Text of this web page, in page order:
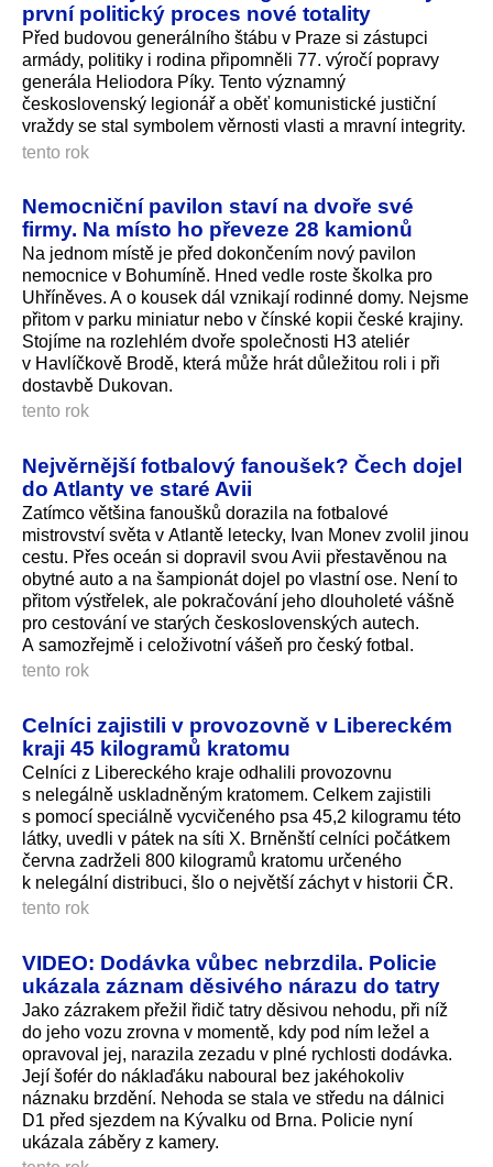
první politický proces nové totality
Před budovou generálního štábu v Praze si zástupci
armády, politiky i rodina připomněli 77. výročí popravy
generála Heliodora Píky. Tento významný
československý legionář a oběť komunistické justiční
vraždy se stal symbolem věrnosti vlasti a mravní integrity.
tento rok
Nemocniční pavilon staví na dvoře své
firmy. Na místo ho převeze 28 kamionů
Na jednom místě je před dokončením nový pavilon
nemocnice v Bohumíně. Hned vedle roste školka pro
Uhříněves. A o kousek dál vznikají rodinné domy. Nejsme
přitom v parku miniatur nebo v čínské kopii české krajiny.
Stojíme na rozlehlém dvoře společnosti H3 ateliér
v Havlíčkově Brodě, která může hrát důležitou roli i při
dostavbě Dukovan.
tento rok
Nejvěrnější fotbalový fanoušek? Čech dojel
do Atlanty ve staré Avii
Zatímco většina fanoušků dorazila na fotbalové
mistrovství světa v Atlantě letecky, Ivan Monev zvolil jinou
cestu. Přes oceán si dopravil svou Avii přestavěnou na
obytné auto a na šampionát dojel po vlastní ose. Není to
přitom výstřelek, ale pokračování jeho dlouholeté vášně
pro cestování ve starých československých autech.
A samozřejmě i celoživotní vášeň pro český fotbal.
tento rok
Celníci zajistili v provozovně v Libereckém
kraji 45 kilogramů kratomu
Celníci z Libereckého kraje odhalili provozovnu
s nelegálně uskladněným kratomem. Celkem zajistili
s pomocí speciálně vycvičeného psa 45,2 kilogramu této
látky, uvedli v pátek na síti X. Brněnští celníci počátkem
června zadrželi 800 kilogramů kratomu určeného
k nelegální distribuci, šlo o největší záchyt v historii ČR.
tento rok
VIDEO: Dodávka vůbec nebrzdila. Policie
ukázala záznam děsivého nárazu do tatry
Jako zázrakem přežil řidič tatry děsivou nehodu, při níž
do jeho vozu zrovna v momentě, kdy pod ním ležel a
opravoval jej, narazila zezadu v plné rychlosti dodávka.
Její šofér do náklaďáku naboural bez jakéhokoliv
náznaku brzdění. Nehoda se stala ve středu na dálnici
D1 před sjezdem na Kývalku od Brna. Policie nyní
ukázala záběry z kamery.